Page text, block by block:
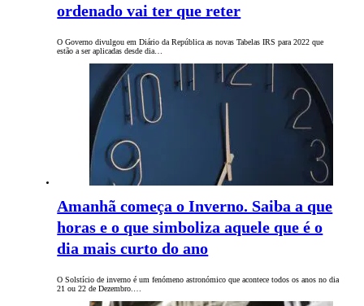
ordenado vai ter que reter
O Governo divulgou em Diário da República as novas Tabelas IRS para 2022 que
estão a ser aplicadas desde dia…
Amanhã começa o Inverno. Saiba a que
horas e o que simboliza aquele que é o
dia mais curto do ano
O Solstício de inverno é um fenómeno astronómico que acontece todos os anos no dia
21 ou 22 de Dezembro.…